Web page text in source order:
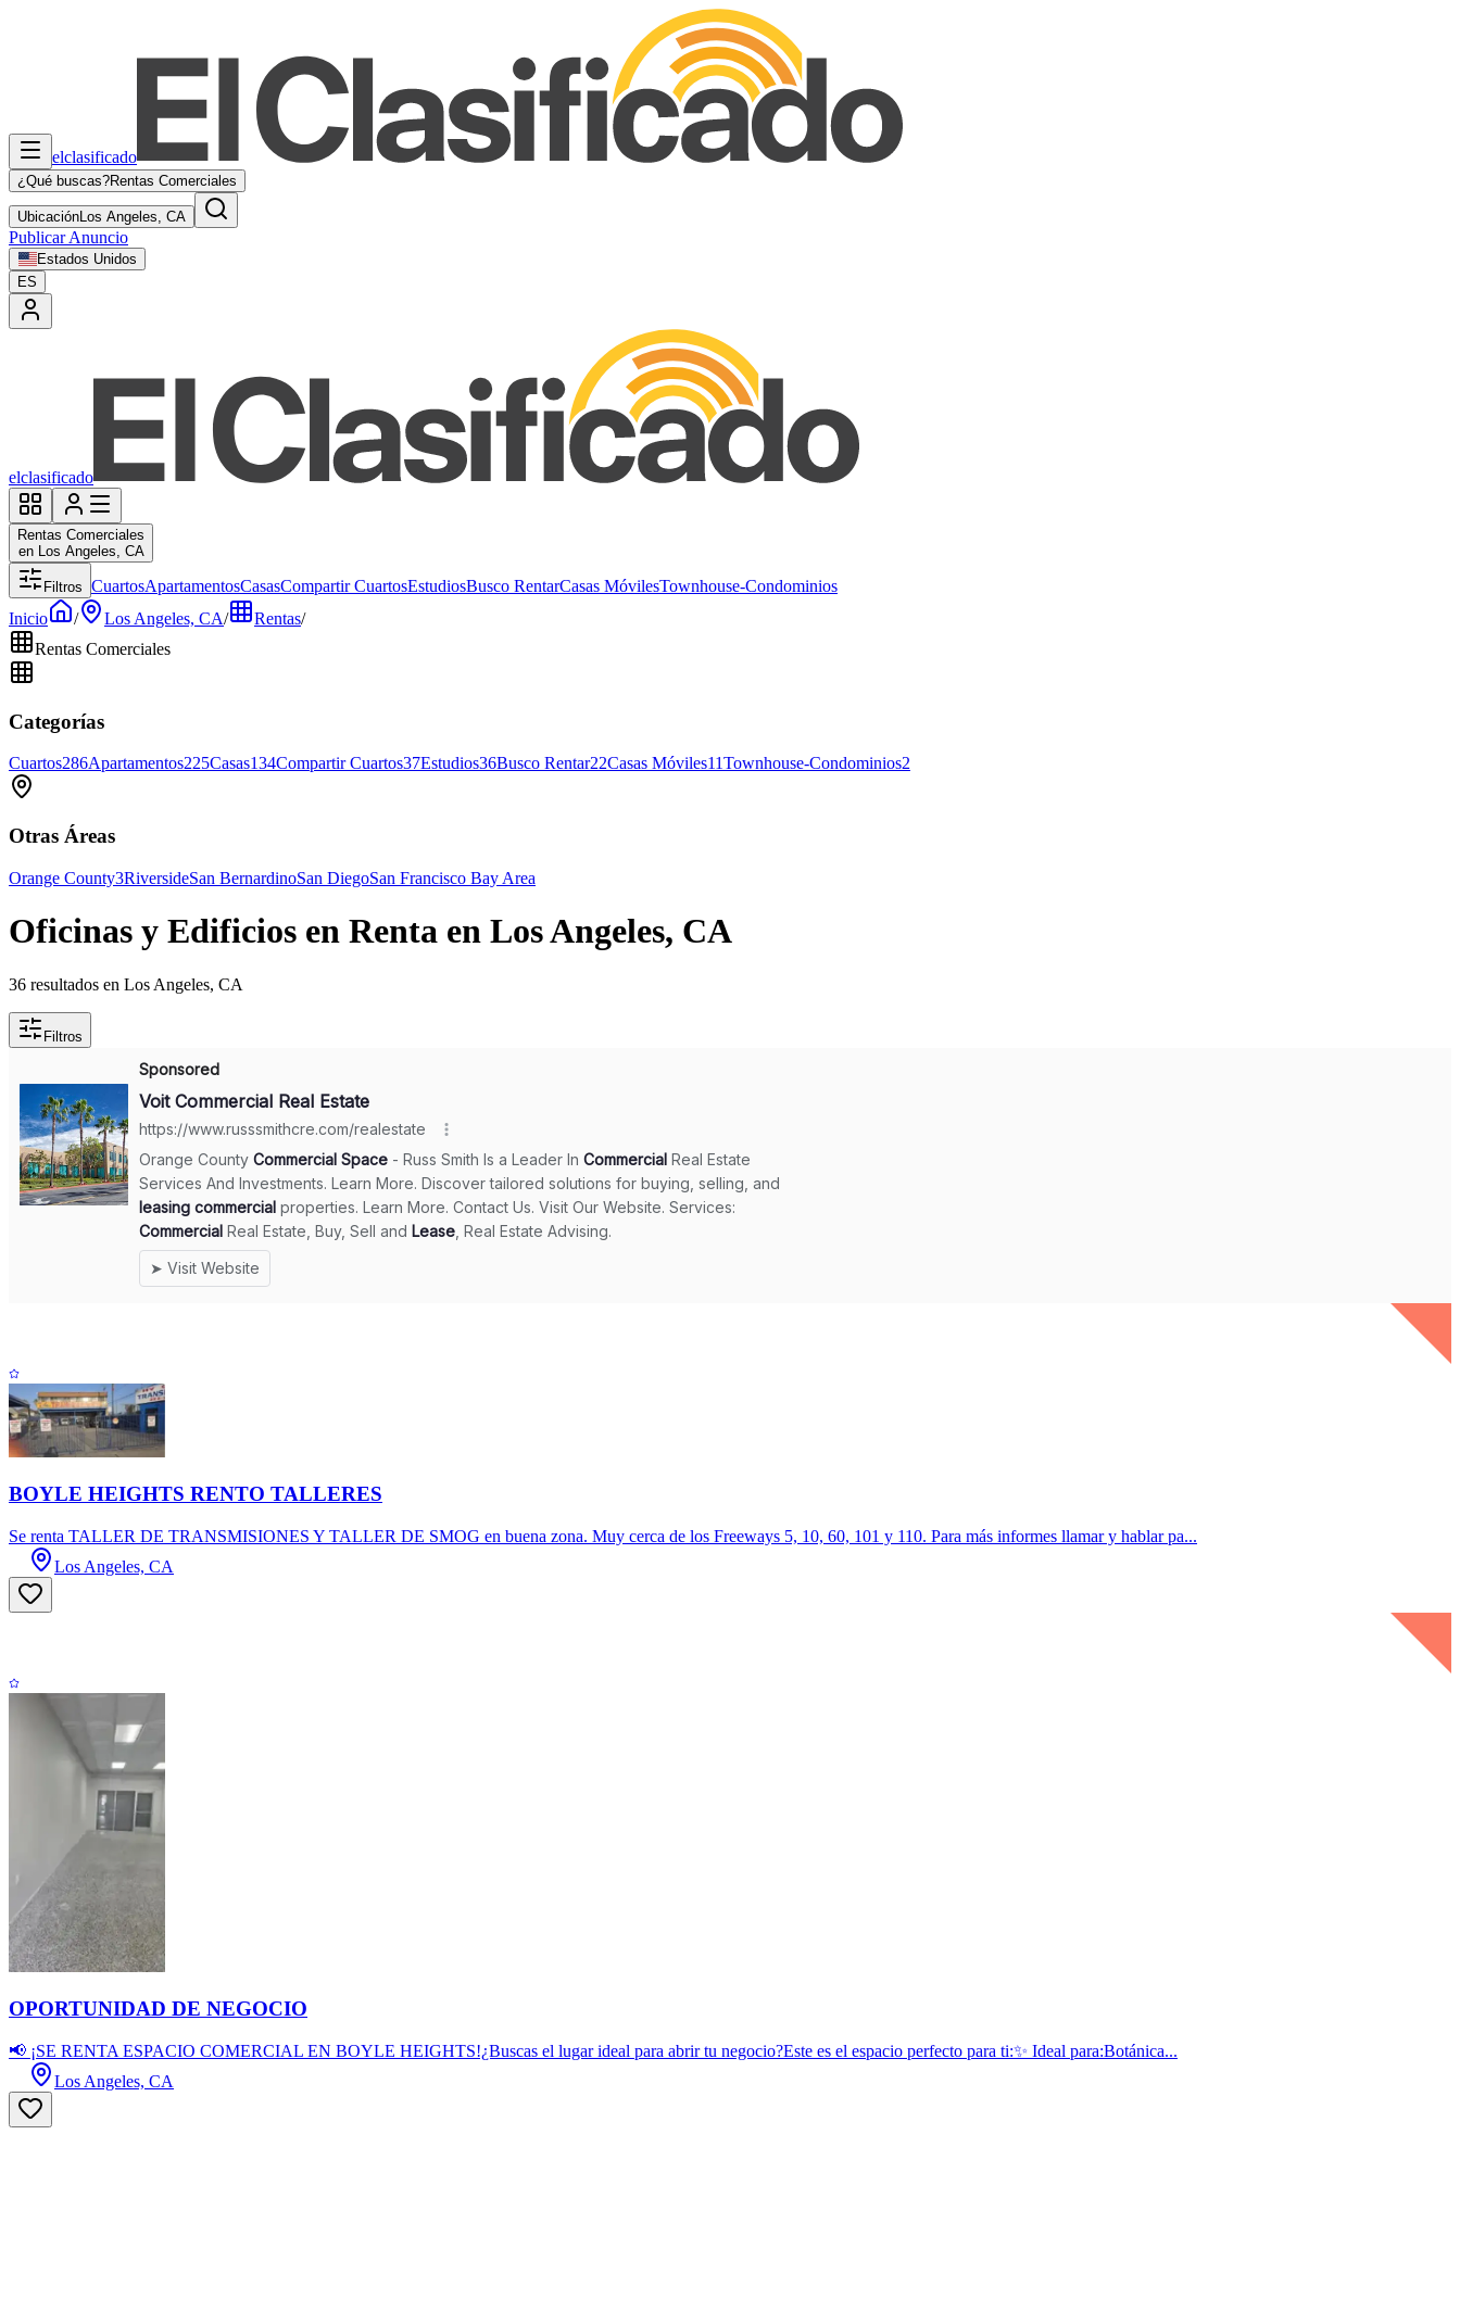
elclasificado
¿Qué buscas?Rentas Comerciales
UbicaciónLos Angeles, CA
Publicar Anuncio
Estados Unidos
ES
elclasificado
Rentas Comerciales
en Los Angeles, CA
Filtros CuartosApartamentosCasasCompartir CuartosEstudiosBusco RentarCasas MóvilesTownhouse-Condominios
Inicio
/ Los Angeles, CA/ Rentas/
Rentas Comerciales
Categorías
Cuartos286Apartamentos225Casas134Compartir Cuartos37Estudios36Busco Rentar22Casas Móviles11Townhouse-Condominios2
Otras Áreas
Orange County3RiversideSan BernardinoSan DiegoSan Francisco Bay Area
Oficinas y Edificios en Renta en Los Angeles, CA
36 resultados en Los Angeles, CA
Filtros
BOYLE HEIGHTS RENTO TALLERES
Se renta TALLER DE TRANSMISIONES Y TALLER DE SMOG en buena zona. Muy cerca de los Freeways 5, 10, 60, 101 y 110. Para más informes llamar y hablar pa...
Los Angeles, CA
OPORTUNIDAD DE NEGOCIO
📢 ¡SE RENTA ESPACIO COMERCIAL EN BOYLE HEIGHTS!¿Buscas el lugar ideal para abrir tu negocio?Este es el espacio perfecto para ti:✨ Ideal para:Botánica...
Los Angeles, CA